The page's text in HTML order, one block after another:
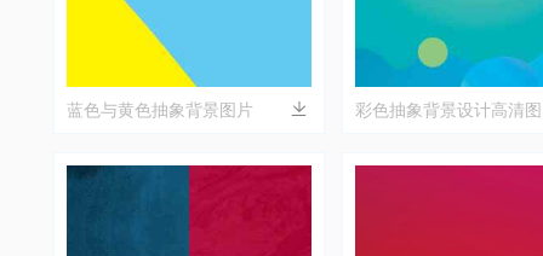
蓝色与黄色抽象背景图片 彩色抽象背景设计高清